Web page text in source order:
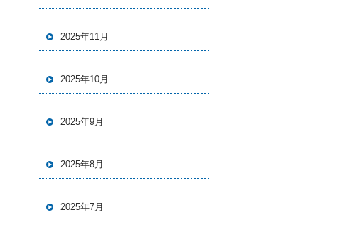
2025年11月
2025年10月
2025年9月
2025年8月
2025年7月